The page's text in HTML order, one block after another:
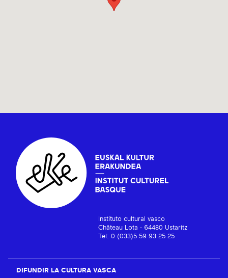
Instituto cultural vasco
Château Lota - 64480 Ustaritz
Tel: 0 (033)5 59 93 25 25
DIFUNDIR LA CULTURA VASCA